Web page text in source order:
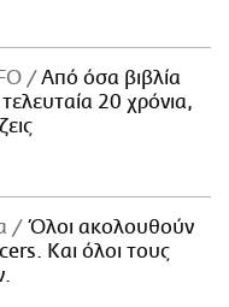
Από όσα βιβλία
20 χρόνια,
Όλοι ακολουθούν
Και όλοι τους